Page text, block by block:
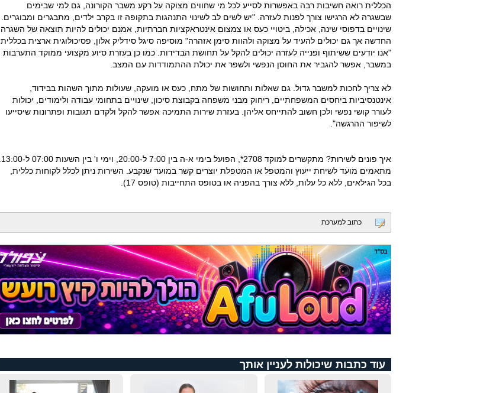
הכללית רואה חשיבות רבה באפשרות לסייע לכל מי שחווים מצוקה על רקע משבר הקורונה, גם למי שבימים
שבשגרה לא הרגישו צורך לפנות לעזרה. "יש לשים לב לשינוי התנהגות בתקופה זו בקרב ילדים, מתבגרים ומבוגרים.
שינויים בדפוסי שינה, אכילה, ביטויי כעס או צמצום אינטראקציות חברתיות, אמנם יכולים להיות תוצאה של השגרה
החדשה אך גם יכולים להעיד על מצוקה ולהוות סימן אזהרה" מוסיפה סיגל סידליק אלון, פסיכולוגית ארצית בכללית.
"אנו יודעים ששיתוף ופנייה לעזרה יכולים להקל על תחושת הבדידות. כמו כן בעזרת סיוע מקצועי ממוקד התערבות
במשבר, אפשר להגביר את החוסן הנפשי ולשפר את יכולת ההתמודדות עם המצב.
לא צריך לחכות למשבר גדול. גם שאלות ותחושות של מתח, כעס או מועקה, שעולות מתוך השהות בבידוד,
אינטנסיביות ביחסים המשפחתיים, ריחוק מבני משפחה בקבוצת סיכון, שינויים בתחומי עבודה ולימודים, יכולות
לעורר קושי נפשי ולכן חשוב להתייחס אליהן. בעזרת שירות התמיכה אפשר להקל ולקדם תגובות ופתרונות שיסייעו
לשיפור ההרגשה".
מתאמים מועד לשיחת ייעוץ והמטפל או המטפלת יוצרים קשר במועד שנקבע. השירות ניתן לכלל לקוחות כללית,
בכל הגילאים, ללא כל עלות, ללא צורך בהפניה או בטופס התחייבות (טופס 17).
כתוב למערכת
עוד כתבות שיכולות לעניין אותך